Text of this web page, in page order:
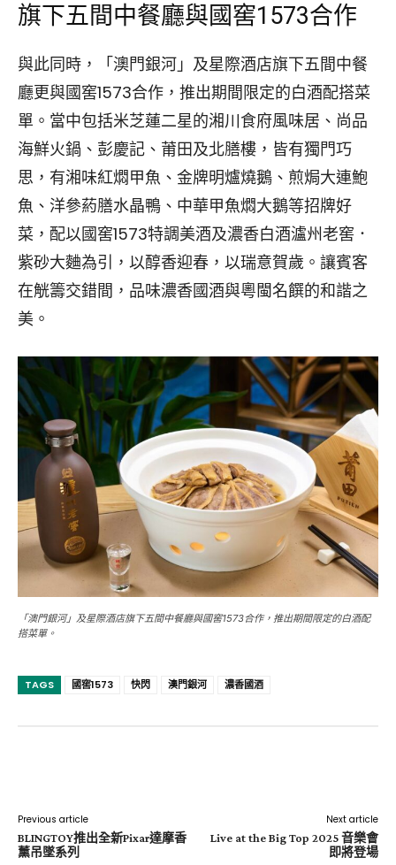
旗下五間中餐廳與國窖1573合作
與此同時，「澳門銀河」及星際酒店旗下五間中餐
廳更與國窖1573合作，推出期間限定的白酒配搭菜
單。當中包括米芝蓮二星的湘川食府風味居、尚品
海鮮火鍋、彭慶記、莆田及北膳樓，皆有獨門巧
思，有湘味紅燜甲魚、金牌明爐燒鵝、煎焗大連鮑
魚、洋參葯膳水晶鴨、中華甲魚燜大鵝等招牌好
菜，配以國窖1573特調美酒及濃香白酒瀘州老窖．
紫砂大麯為引，以醇香迎春，以瑞意賀歲。讓賓客
在觥籌交錯間，品味濃香國酒與粵閩名饌的和諧之
美。
「澳門銀河」及星際酒店旗下五間中餐廳與國窖1573合作，推出期間限定的白酒配
搭菜單。
TAGS 國窖1573 快閃 澳門銀河 濃香國酒
Previous article
BLINGTOY推出全新Pixar達摩香
薰吊墜系列
Next article
Live at the Big Top 2025 音樂會
即將登場